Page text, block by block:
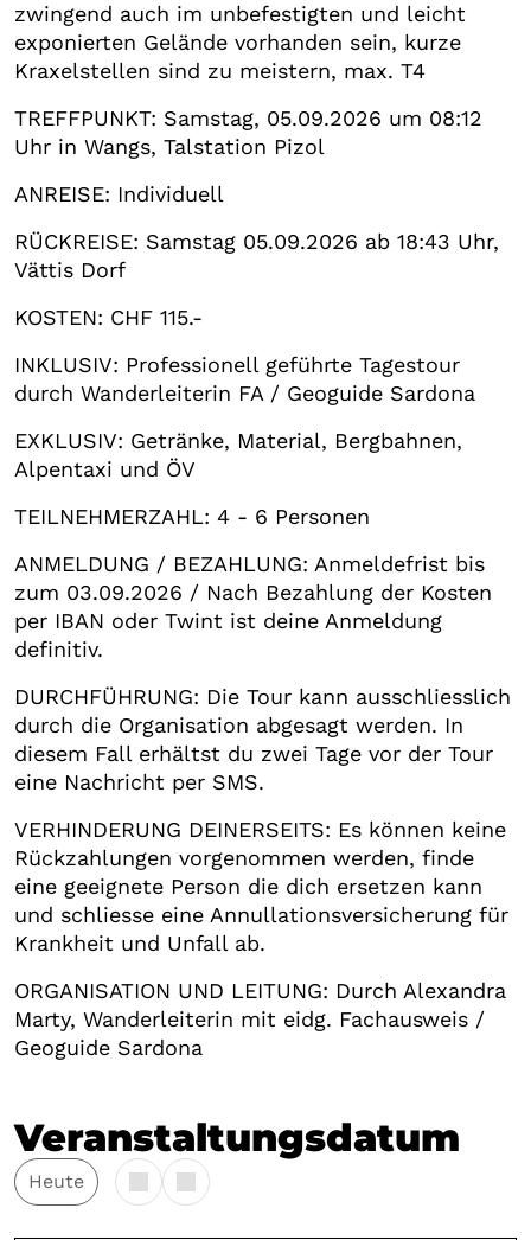
zwingend auch im unbefestigten und leicht
exponierten Gelände vorhanden sein, kurze
Kraxelstellen sind zu meistern, max. T4
TREFFPUNKT: Samstag, 05.09.2026 um 08:12
Uhr in Wangs, Talstation Pizol
ANREISE: Individuell
RÜCKREISE: Samstag 05.09.2026 ab 18:43 Uhr,
Vättis Dorf
KOSTEN: CHF 115.-
INKLUSIV: Professionell geführte Tagestour
durch Wanderleiterin FA / Geoguide Sardona
EXKLUSIV: Getränke, Material, Bergbahnen,
Alpentaxi und ÖV
TEILNEHMERZAHL: 4 - 6 Personen
ANMELDUNG / BEZAHLUNG: Anmeldefrist bis
zum 03.09.2026 / Nach Bezahlung der Kosten
per IBAN oder Twint ist deine Anmeldung
definitiv.
DURCHFÜHRUNG: Die Tour kann ausschliesslich
durch die Organisation abgesagt werden. In
diesem Fall erhältst du zwei Tage vor der Tour
eine Nachricht per SMS.
VERHINDERUNG DEINERSEITS: Es können keine
Rückzahlungen vorgenommen werden, finde
eine geeignete Person die dich ersetzen kann
und schliesse eine Annullationsversicherung für
Krankheit und Unfall ab.
ORGANISATION UND LEITUNG: Durch Alexandra
Marty, Wanderleiterin mit eidg. Fachausweis /
Geoguide Sardona
Veranstaltungsdatum
Heute